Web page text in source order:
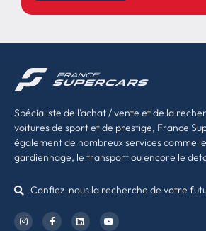
Spécialiste de l’achat / vente et de la
voitures de sport et de prestige, France
également de nombreux services comme
gardiennage, le transport ou encore le
Confiez-nous la recherche de votre